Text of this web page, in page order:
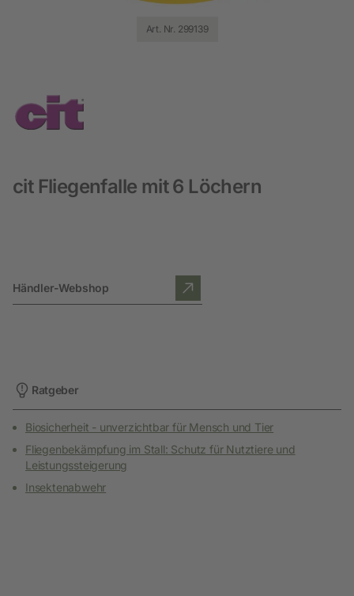
Art. Nr. 299139
cit Fliegenfalle mit 6 Löchern
Händler-Webshop
Ratgeber
Biosicherheit - unverzichtbar für Mensch und Tier
Fliegenbekämpfung im Stall: Schutz für Nutztiere und
Leistungssteigerung
Insektenabwehr